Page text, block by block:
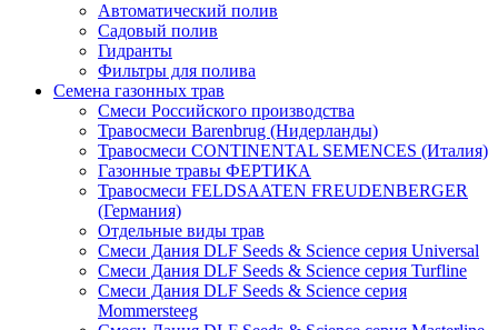
Автоматический полив
Садовый полив
Гидранты
Фильтры для полива
Семена газонных трав
Смеси Российского производства
Травосмеси Barenbrug (Нидерланды)
Травосмеси CONTINENTAL SEMENCES (Италия)
Газонные травы ФЕРТИКА
Травосмеси FELDSAATEN FREUDENBERGER
(Германия)
Отдельные виды трав
Смеси Дания DLF Seeds & Sciеnce серия Universal
Смеси Дания DLF Seeds & Sciеnce серия Turfline
Смеси Дания DLF Seeds & Sciеnce серия
Mommersteeg